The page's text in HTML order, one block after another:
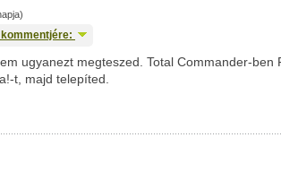
kommentjére:
ugyanezt megteszed. Total Commander-ben
t, majd telepíted.